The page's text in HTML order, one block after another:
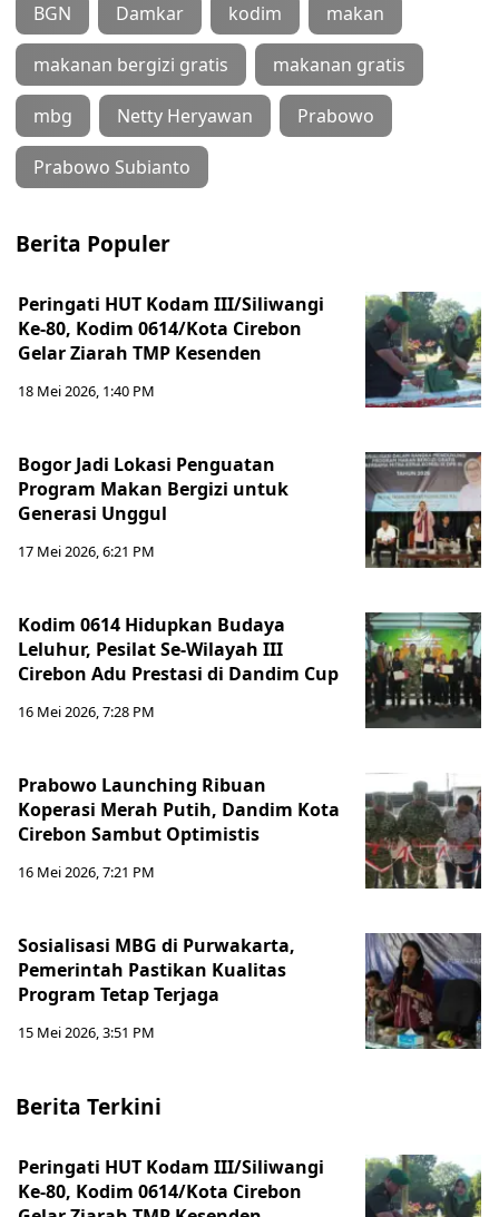
BGN Damkar kodim makan
makanan bergizi gratis makanan gratis
mbg Netty Heryawan Prabowo
Prabowo Subianto
Berita Populer
Peringati HUT Kodam III/Siliwangi
Ke-80, Kodim 0614/Kota Cirebon
Gelar Ziarah TMP Kesenden
18 Mei 2026, 1:40 PM
Bogor Jadi Lokasi Penguatan
Program Makan Bergizi untuk
Generasi Unggul
17 Mei 2026, 6:21 PM
Kodim 0614 Hidupkan Budaya
Leluhur, Pesilat Se-Wilayah III
Cirebon Adu Prestasi di Dandim Cup
16 Mei 2026, 7:28 PM
Prabowo Launching Ribuan
Koperasi Merah Putih, Dandim Kota
Cirebon Sambut Optimistis
16 Mei 2026, 7:21 PM
Sosialisasi MBG di Purwakarta,
Pemerintah Pastikan Kualitas
Program Tetap Terjaga
15 Mei 2026, 3:51 PM
Berita Terkini
Peringati HUT Kodam III/Siliwangi
Ke-80, Kodim 0614/Kota Cirebon